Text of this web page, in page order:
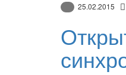
25.02.2015